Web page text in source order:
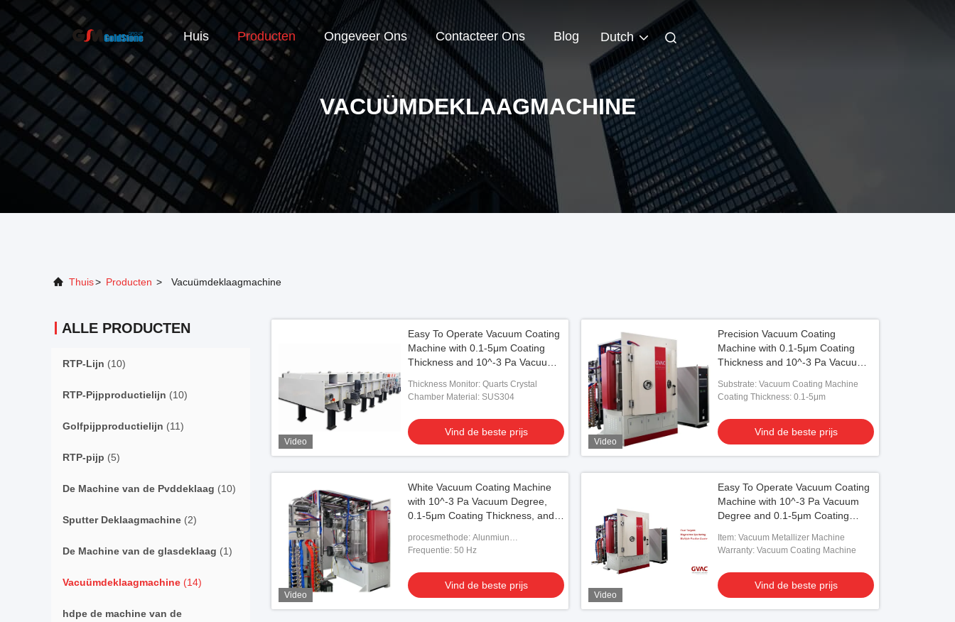
Huis Producten Ongeveer Ons Contacteer Ons Blog Dutch
VACUÜMDEKLAAGMACHINE
Thuis> Producten > Vacuümdeklaagmachine
ALLE PRODUCTEN
RTP-Lijn (10)
RTP-Pijpproductielijn (10)
Golfpijpproductielijn (11)
RTP-pijp (5)
De Machine van de Pvddeklaag (10)
Sputter Deklaagmachine (2)
De Machine van de glasdeklaag (1)
Vacuümdeklaagmachine (14)
hdpe de machine van de
Video
Easy To Operate Vacuum Coating
Machine with 0.1-5μm Coating
Thickness and 10^-3 Pa Vacuum
Coating
Thickness Monitor: Quarts Crystal
Chamber Material: SUS304
Vind de beste prijs
Video
Precision Vacuum Coating
Machine with 0.1-5μm Coating
Thickness and 10^-3 Pa Vacuum
Substrate: Vacuum Coating Machine
Coating Thickness: 0.1-5μm
Vind de beste prijs
Video
White Vacuum Coating Machine
with 10^-3 Pa Vacuum Degree,
0.1-5μm Coating Thickness, and
procesmethode: Alunmiun
verdampingscoating
Frequentie: 50 Hz
Vind de beste prijs
Video
Easy To Operate Vacuum Coating
Machine with 10^-3 Pa Vacuum
Degree and 0.1-5μm Coating
Item: Vacuum Metallizer Machine
Warranty: Vacuum Coating Machine
Vind de beste prijs